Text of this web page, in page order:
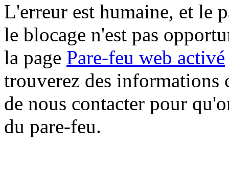
L'erreur est humaine, et le
le blocage n'est pas
la page Pare-feu web activé
trouverez des informations
de nous contacter pour
du pare-feu.